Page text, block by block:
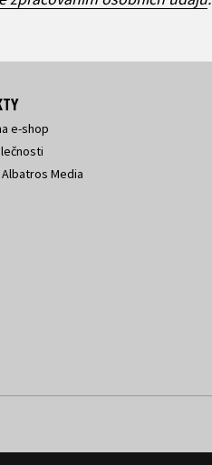
e-shop
Media